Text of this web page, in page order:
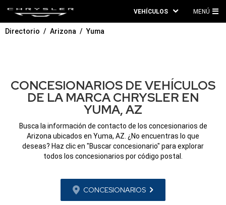
VEHÍCULOS MENÚ
Directorio Arizona Yuma
CONCESIONARIOS DE VEHÍCULOS
DE LA MARCA CHRYSLER EN
YUMA, AZ
Busca la información de contacto de los concesionarios de
Arizona ubicados en Yuma, AZ. ¿No encuentras lo que
deseas? Haz clic en "Buscar concesionario" para explorar
todos los concesionarios por código postal.
CONCESIONARIOS